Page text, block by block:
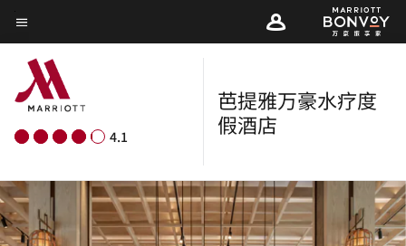
Skip
to
main
content
菜单文本
4.1
芭提雅万豪水疗度
假酒店